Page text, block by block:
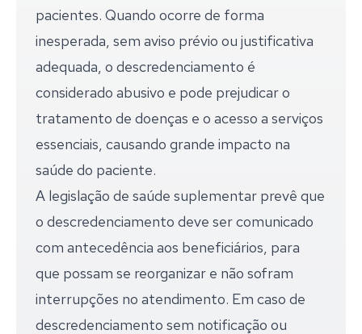
pacientes. Quando ocorre de forma
inesperada, sem aviso prévio ou justificativa
adequada, o descredenciamento é
considerado abusivo e pode prejudicar o
tratamento de doenças e o acesso a serviços
essenciais, causando grande impacto na
saúde do paciente.
A legislação de saúde suplementar prevê que
o descredenciamento deve ser comunicado
com antecedência aos beneficiários, para
que possam se reorganizar e não sofram
interrupções no atendimento. Em caso de
descredenciamento sem notificação ou